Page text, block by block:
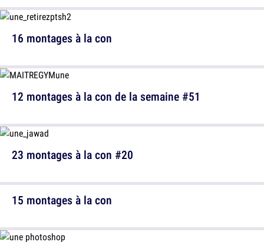
16 montages à la con
23 montages à la con #20
12 montages à la con de la semaine #51
15 montages à la con